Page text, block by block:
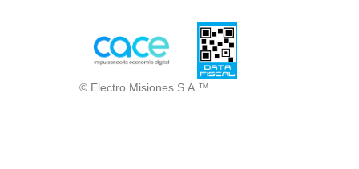
© Electro Misiones S.A.™